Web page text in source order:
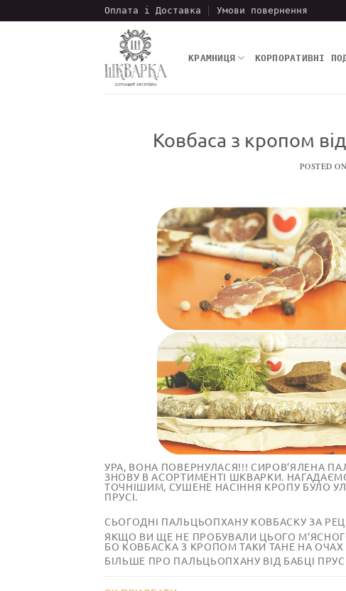
Оплата і Доставка Умови повернення
КРАМНИЦЯ КОРПОРАТИВНІ
Ковбаса з кропом
POSTED
УРА, ВОНА ПОВЕРНУЛАСЯ!!! СИРОВ’ЯЛЕНА
ЗНОВУ В АСОРТИМЕНТІ ШКВАРКИ.
ТОЧНІШИМ, СУШЕНЕ НАСІННЯ КРОПУ БУЛО
ПРУСІ.
СЬОГОДНІ ПАЛЬЦЬОПХАНУ КОВБАСКУ ЗА
ЯКЩО ВИ ЩЕ НЕ ПРОБУВАЛИ ЦЬОГО
БО КОВБАСКА З КРОПОМ ТАКИ ТАНЕ НА ОЧАХ
БІЛЬШЕ ПРО ПАЛЬЦЬОПХАНУ ВІД БАБЦІ